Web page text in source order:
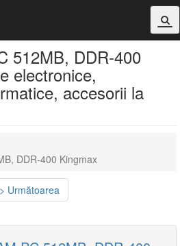
512MB, DDR-400
electronice,
accesorii la
DDR-400 Kingmax
Următoarea